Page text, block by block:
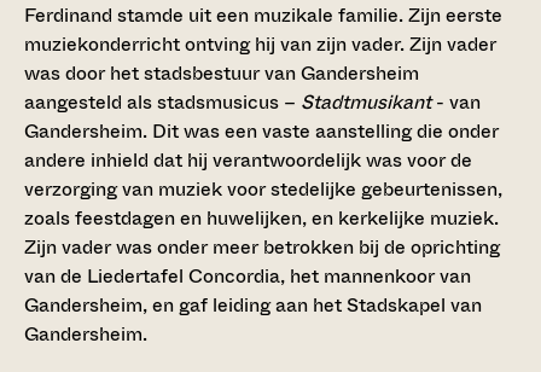
Ferdinand stamde uit een muzikale familie. Zijn eerste
muziekonderricht ontving hij van zijn vader. Zijn vader
was door het stadsbestuur van Gandersheim
aangesteld als stadsmusicus – Stadtmusikant- van
Gandersheim. Dit was een vaste aanstelling die onder
andere inhield dat hij verantwoordelijk was voor de
verzorging van muziek voor stedelijke gebeurtenissen,
zoals feestdagen en huwelijken, en kerkelijke muziek.
Zijn vader was onder meer betrokken bij de oprichting
van de Liedertafel Concordia, het mannenkoor van
Gandersheim, en gaf leiding aan het Stadskapel van
Gandersheim.